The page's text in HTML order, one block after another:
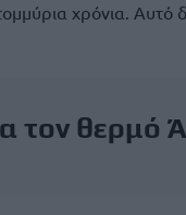
χρόνια. Αυτό
τον θερμό